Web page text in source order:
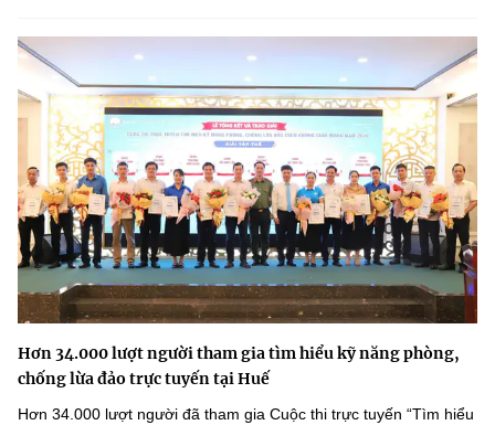
Hơn 34.000 lượt người tham gia tìm hiểu kỹ năng phòng,
chống lừa đảo trực tuyến tại Huế
Hơn 34.000 lượt người đã tham gia Cuộc thi trực tuyến “Tìm hiểu